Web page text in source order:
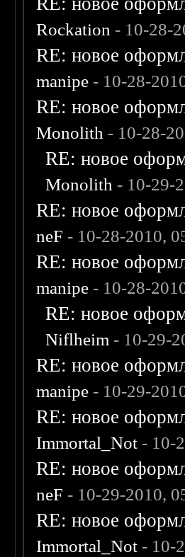
Rockation - 10-28-
RE: новое
manipe - 10-28-
RE: новое
Monolith - 10-28-
RE: новое
Monolith - 10-29-
RE: новое
neF - 10-28-2010,
RE: новое
manipe - 10-28-
RE: новое
Niflheim - 10-29-
RE: новое
manipe - 10-29-
RE: новое
Immortal_Not - 10-
RE: новое
neF - 10-29-2010,
RE: новое
Immortal_Not - 10-